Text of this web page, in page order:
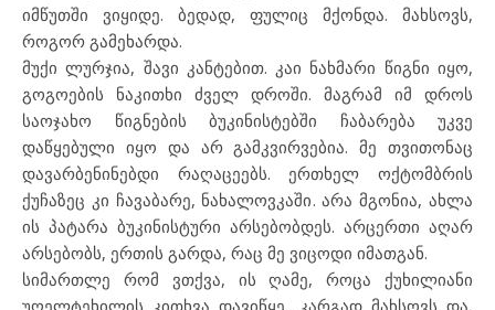
იმწუთში ვიყიდე. ბედად, ფულიც მქონდა. მახსოვს,
როგორ გამეხარდა.
მუქი ლურჯია, შავი კანტებით. კაი ნახმარი წიგნი იყო,
გოგოების ნაკითხი ძველ დროში. მაგრამ იმ დროს
საოჯახო წიგნების ბუკინისტებში ჩაბარება უკვე
დაწყებული იყო და არ გამკვირვებია. მე თვითონაც
დავარბენინებდი რაღაცეებს. ერთხელ ოქტომბრის
ქუჩაზეც კი ჩავაბარე, ნახალოვკაში. არა მგონია, ახლა
ის პატარა ბუკინისტური არსებობდეს. არცერთი აღარ
არსებობს, ერთის გარდა, რაც მე ვიცოდი იმათგან.
სიმართლე რომ ვთქვა, ის ღამე, როცა ქუხილიანი
უღელტეხილის კითხვა დავიწყე, კარგად მახსოვს და,